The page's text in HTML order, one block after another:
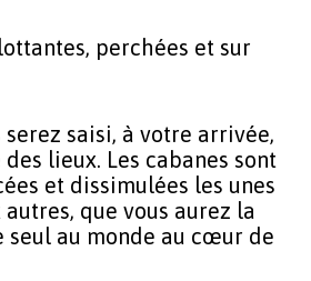
perchées et sur
serez saisi, à votre arrivée,
lieux. Les cabanes sont
et dissimulées les unes
que vous aurez la
seul au monde au cœur de